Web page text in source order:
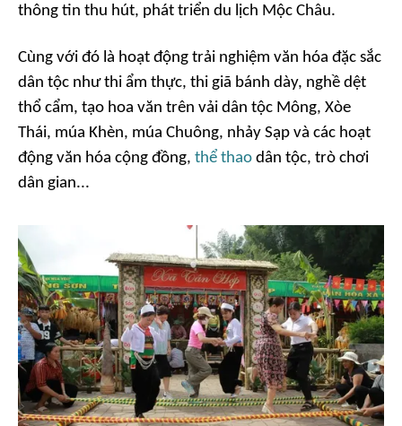
thông tin thu hút, phát triển du lịch Mộc Châu.
Cùng với đó là hoạt động trải nghiệm văn hóa đặc sắc
dân tộc như thi ẩm thực, thi giã bánh dày, nghề dệt
thổ cẩm, tạo hoa văn trên vải dân tộc Mông, Xòe
Thái, múa Khèn, múa Chuông, nhảy Sạp và các hoạt
động văn hóa cộng đồng, thể thao dân tộc, trò chơi
dân gian...